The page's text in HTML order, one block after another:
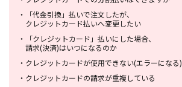
・
「代金引換」払いで注文したが、
クレジットカード払いへ変更したい
・
「クレジットカード」払いにした場合、
請求(決済)はいつになるのか
・ クレジットカードが使用できない(エラーになる)
・ クレジットカードの請求が重複している